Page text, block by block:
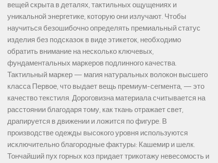
вещей скрыта в деталях, тактильных ощущениях и
уникальной энергетике, которую они излучают. Чтобы
научиться безошибочно определять премиальный статус
изделия без подсказок в виде этикеток, необходимо
обратить внимание на несколько ключевых,
фундаментальных маркеров подлинного качества.
Тактильный маркер — магия натуральных волокон высшего
класса Первое, что выдает вещь премиум-сегмента, — это
качество текстиля. Дороговизна материала считывается на
расстоянии благодаря тому, как ткань отражает свет,
драпируется в движении и ложится по фигуре. В
производстве одежды высокого уровня используются
исключительно благородные фактуры: Кашемир и шелк.
Тончайший пух горных коз придает трикотажу невесомость и